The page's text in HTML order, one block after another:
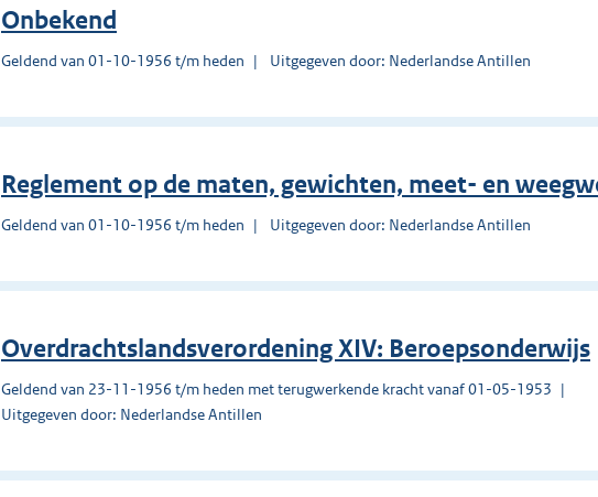
Onbekend
Geldend van 01-10-1956 t/m heden Uitgegeven door: Nederlandse Antillen
Reglement op de maten, gewichten, meet- en
Geldend van 01-10-1956 t/m heden Uitgegeven door: Nederlandse Antillen
Overdrachtslandsverordening XIV: Beroepsonderwijs
Geldend van 23-11-1956 t/m heden met terugwerkende kracht vanaf 01-05-1953
Uitgegeven door: Nederlandse Antillen